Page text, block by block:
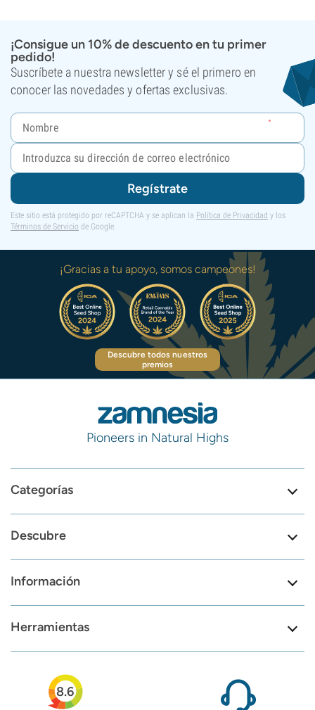
¡Consigue un 10% de descuento en tu primer
pedido!
Suscríbete a nuestra newsletter y sé el primero en
conocer las novedades y ofertas exclusivas.
Regístrate
Este sitio está protegido por reCAPTCHA y se aplican la Política de Privacidad y los
Términos de Servicio de Google.
¡Gracias a tu apoyo, somos campeones!
Descubre todos nuestros
premios
Pioneers in Natural Highs
Categorías
Descubre
Información
Herramientas
8.6